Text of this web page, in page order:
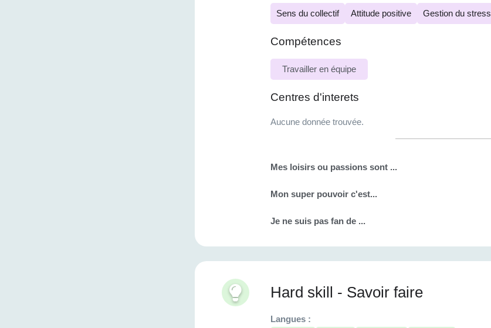
Sens du collectif Attitude positive Gestion du stress
Compétences
Travailler en équipe
Centres d'interets
Aucune donnée trouvée.
Mes loisirs ou passions sont ...
Mon super pouvoir c'est...
Je ne suis pas fan de ...
Hard skill - Savoir faire
Langues :